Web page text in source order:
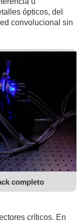
ópticos, del
convolucional sin
completo
críticos. En